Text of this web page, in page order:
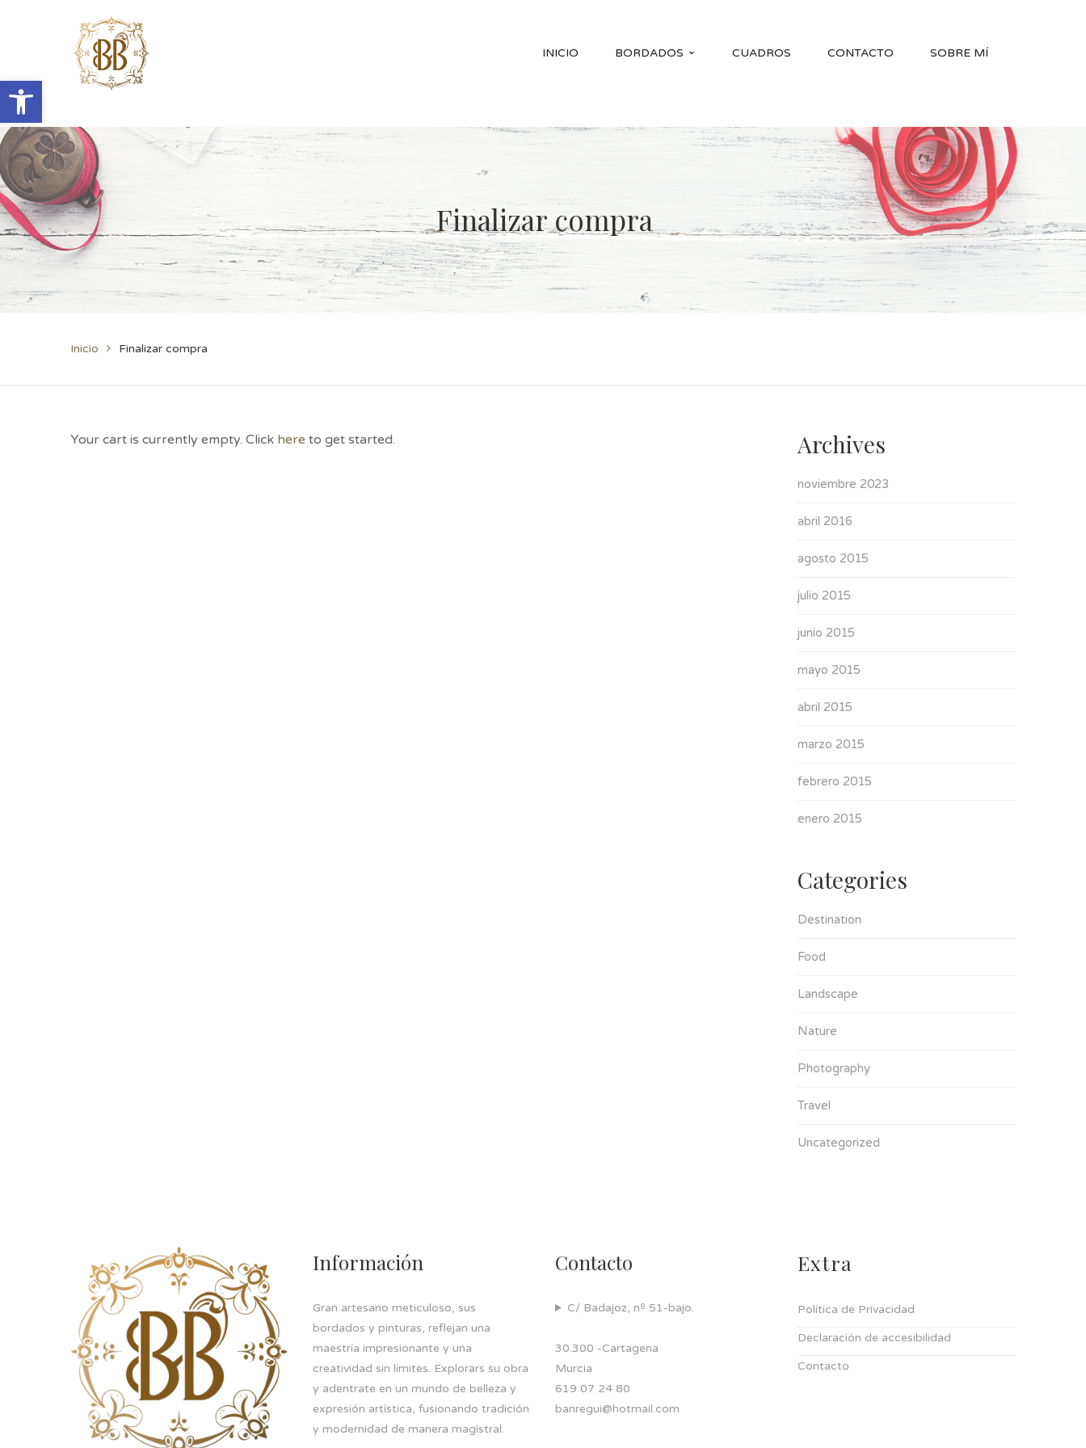
Abrir barra de herramientas
INICIO BORDADOS CUADROS CONTACTO SOBRE MÍ
Finalizar compra
Inicio Finalizar compra
Your cart is currently empty. Click here to get started. Archives
noviembre 2023
abril 2016
agosto 2015
julio 2015
junio 2015
mayo 2015
abril 2015
marzo 2015
febrero 2015
enero 2015
Categories
Destination
Food
Landscape
Nature
Photography
Travel
Uncategorized
Información
Gran artesano meticuloso, sus
bordados y pinturas, reflejan una
maestría impresionante y una
creatividad sin límites. Explorars su obra
y adentrate en un mundo de belleza y
expresión artística, fusionando tradición
y modernidad de manera magistral.
Contacto
C/ Badajoz, nº 51-bajo.
30.300 -Cartagena
Murcia
619 07 24 80
banregui@hotmail.com
Extra
Política de Privacidad
Declaración de accesibilidad
Contacto